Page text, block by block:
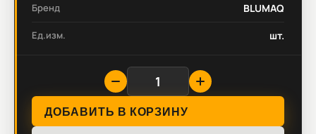
Бренд BLUMAQ
Ед.изм. шт.
ДОБАВИТЬ В КОРЗИНУ